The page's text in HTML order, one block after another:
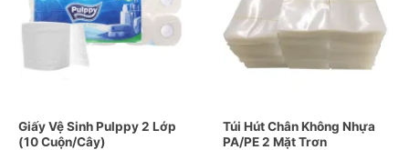
Giấy Vệ Sinh Pulppy 2 Lớp
(10 Cuộn/Cây)
Túi Hút Chân Không Nhựa
PA/PE 2 Mặt Trơn